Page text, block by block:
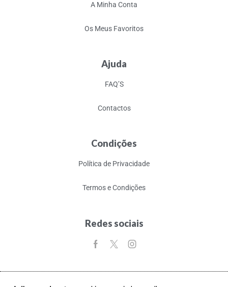
A Minha Conta
Os Meus Favoritos
Ajuda
FAQ’S
Contactos
Condições
Política de Privacidade
Termos e Condições
Redes sociais